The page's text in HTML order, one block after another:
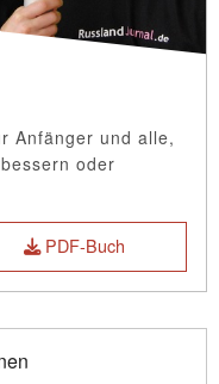
Anfänger und alle,
oder
PDF-Buch